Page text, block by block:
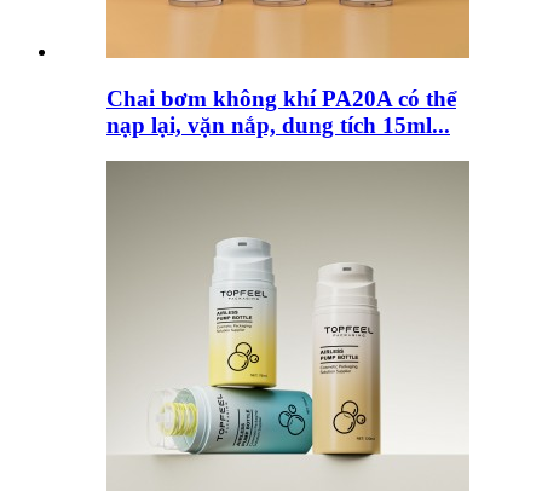
Chai bơm không khí PA20A có thể
nạp lại, vặn nắp, dung tích 15ml...